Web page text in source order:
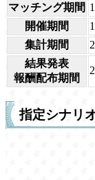
マッチング期間
開催期間
集計期間
結果発表
報酬配布期間
指定シナリ